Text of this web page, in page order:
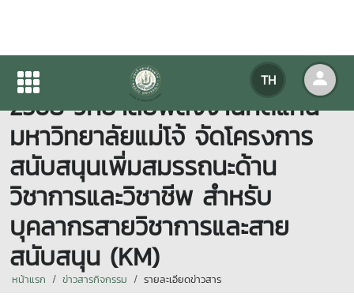
TH
วันพฤหัสบดีที่ 7 พฤษภาคม
2568 วิทยาลัยพลังงานทดแทน
มหาวิทยาลัยแม่โจ้ จัดโครงการ
สนับสนุนเพิ่มสมรรถนะด้าน
วิชาการและวิชาชีพ สำหรับ
บุคลากรสายวิชาการและสาย
สนับสนุน (KM)
หน้าแรก ข่าวสารกิจกรรม รายละเอียดข่าวสาร